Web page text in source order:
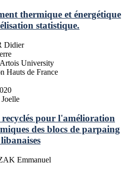
thermique et énergétique
statistique.
Didier
Artois University
Hauts de France
recyclés pour l'amélioration
des blocs de parpaing
Emmanuel